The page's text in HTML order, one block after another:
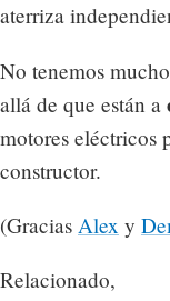
aterriza
No tenemos
allá de que están a
motores eléctricos
constructor.
(Gracias Alex y
Relacionado,